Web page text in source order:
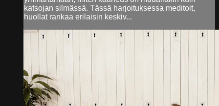
katsojan silmässä. Tässä harjoituksessa meditoit,
huollat rankaa erilaisin keskiv...